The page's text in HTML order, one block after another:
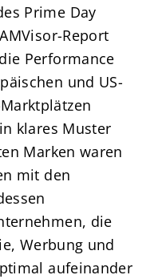
Prime Day
Report
Performance
und US-
klares Muster
Marken waren
mit den
die
Werbung und
aufeinander